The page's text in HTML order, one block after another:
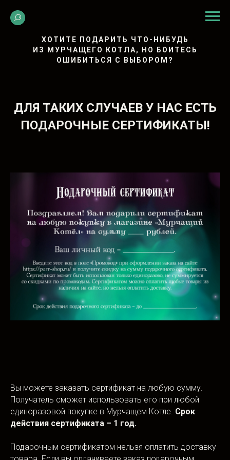
ХОТИТЕ ПОДАРИТЬ ЧТО-НИБУДЬ
ИЗ МУРЧАЩЕГО КОТЛА, НО БОИТЕСЬ
ОШИБИТЬСЯ С ВЫБОРОМ?
ДЛЯ ТАКИХ СЛУЧАЕВ У НАС ЕСТЬ
ПОДАРОЧНЫЕ СЕРТИФИКАТЫ!
Вы можете заказать сертификат на любую сумму.
Получатель сможет использовать его при любой
единоразовой покупке в Мурчащем Котле. Срок
действия сертификата – 1 год.
Подарочным сертификатом нельзя оплатить доставку